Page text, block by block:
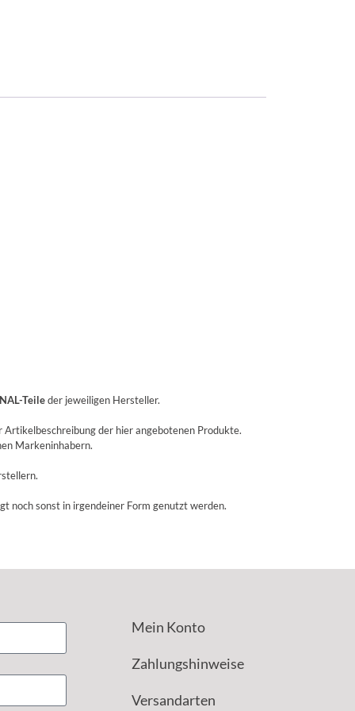
Teileder jeweiligen Hersteller.
der hier angebotenen Produkte.
Markeninhabern.
noch sonst in irgendeiner Form genutzt werden.
Mein Konto
Zahlungshinweise
Versandarten